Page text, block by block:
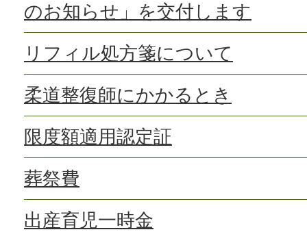
のお知らせ」を交付します
リフィル処方箋について
柔道整復師にかかるとき
限度額適用認定証
葬祭費
出産育児一時金